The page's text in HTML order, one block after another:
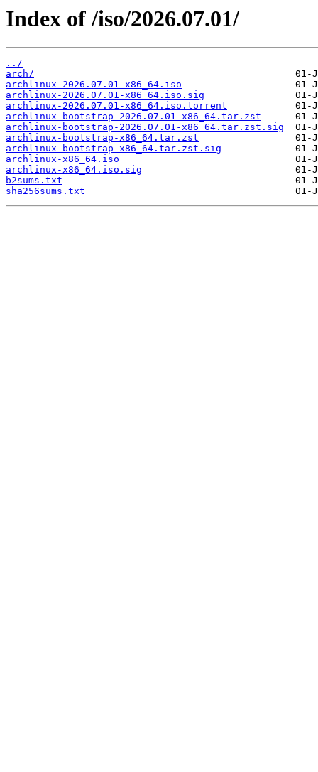
Index of /iso/2026.07.01/
../
arch/
archlinux-2026.07.01-x86_64.iso
archlinux-2026.07.01-x86_64.iso.sig
archlinux-2026.07.01-x86_64.iso.torrent
archlinux-bootstrap-2026.07.01-x86_64.tar.zst
archlinux-bootstrap-2026.07.01-x86_64.tar.zst.sig
archlinux-bootstrap-x86_64.tar.zst
archlinux-bootstrap-x86_64.tar.zst.sig
archlinux-x86_64.iso
archlinux-x86_64.iso.sig
b2sums.txt
sha256sums.txt